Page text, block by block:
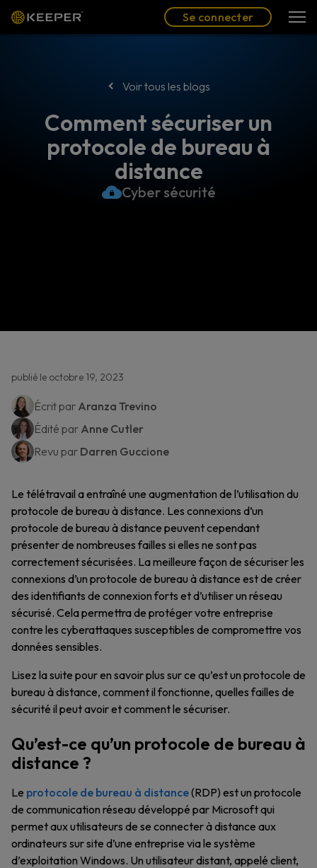
(FR)
Se connecter
Voir tous les blogs
Comment sécuriser un
protocole de bureau à
distance
Cyber sécurité
publié le octobre 19, 2023
Écrit par Aranza Trevino
Édité par Anne Cutler
Revu par Darren Guccione
Le télétravail a entraîné une augmentation de l’utilisation du
protocole de bureau à distance. Les connexions d’un
protocole de bureau à distance peuvent cependant
présenter de nombreuses failles si elles ne sont pas
correctement sécurisées. La meilleure façon de sécuriser les
connexions d’un protocole de bureau à distance est de créer
des identifiants de connexion forts et d’utiliser un réseau
sécurisé. Cela permettra de protéger votre entreprise
contre les cyberattaques susceptibles de compromettre vos
données sensibles.
Lisez la suite pour en savoir plus sur ce qu’est un protocole de
bureau à distance, comment il fonctionne, quelles failles de
sécurité il peut avoir et comment le sécuriser.
Qu’est-ce qu’un protocole de bureau à
distance ?
Le protocole de bureau à distance(RDP) est un protocole
de communication réseau développé par Microsoft qui
permet aux utilisateurs de se connecter à distance aux
ordinateurs sur site d’une entreprise via le système
d’exploitation Windows. Un utilisateur distant, appelé client,